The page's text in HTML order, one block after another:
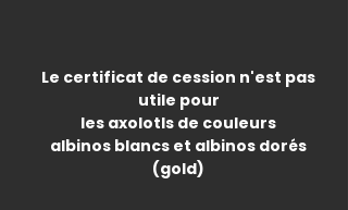
Le certificat de cession n'est pas
utile pour
les axolotls de couleurs
albinos blancs et albinos dorés
(gold)